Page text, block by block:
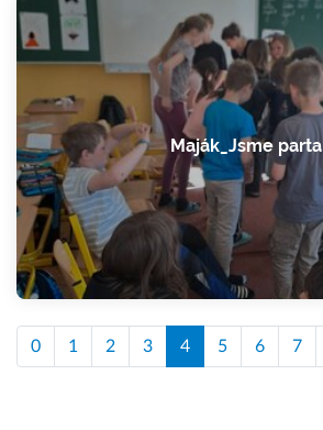
Maják_Jsme parta
0 1 2 3 4 5 6 7